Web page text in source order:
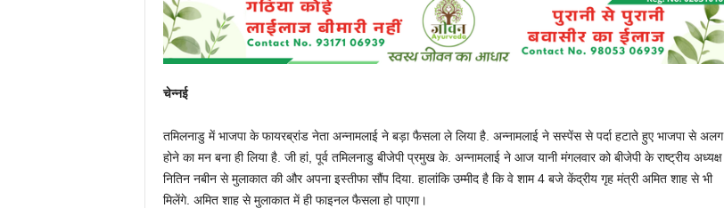
चेन्नई
तमिलनाडु में भाजपा के फायरब्रांड नेता अन्नामलाई ने बड़ा फैसला ले लिया है. अन्नामलाई ने सस्पेंस से पर्दा हटाते हुए भाजपा से अलग
होने का मन बना ही लिया है. जी हां, पूर्व तमिलनाडु बीजेपी प्रमुख के. अन्नामलाई ने आज यानी मंगलवार को बीजेपी के राष्ट्रीय अध्यक्ष
नितिन नबीन से मुलाकात की और अपना इस्तीफा सौंप दिया. हालांकि उम्मीद है कि वे शाम 4 बजे केंद्रीय गृह मंत्री अमित शाह से भी
मिलेंगे. अमित शाह से मुलाकात में ही फाइनल फैसला हो पाएगा।